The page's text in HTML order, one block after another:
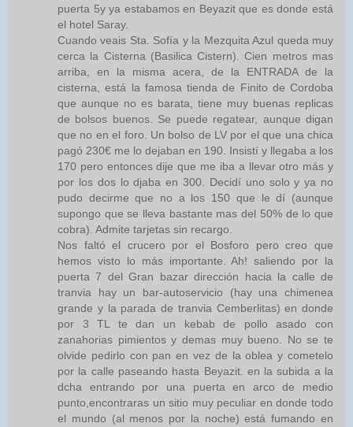
puerta 5y ya estabamos en Beyazit que es donde está
el hotel Saray.
Cuando veais Sta. Sofía y la Mezquita Azul queda muy
cerca la Cisterna (Basilica Cistern). Cien metros mas
arriba, en la misma acera, de la ENTRADA de la
cisterna, está la famosa tienda de Finito de Cordoba
que aunque no es barata, tiene muy buenas replicas
de bolsos buenos. Se puede regatear, aunque digan
que no en el foro. Un bolso de LV por el que una chica
pagó 230€ me lo dejaban en 190. Insistí y llegaba a los
170 pero entonces dije que me iba a llevar otro más y
por los dos lo djaba en 300. Decidí uno solo y ya no
pudo decirme que no a los 150 que le dí (aunque
supongo que se lleva bastante mas del 50% de lo que
cobra). Admite tarjetas sin recargo.
Nos faltó el crucero por el Bosforo pero creo que
hemos visto lo más importante. Ah! saliendo por la
puerta 7 del Gran bazar dirección hacia la calle de
tranvia hay un bar-autoservicio (hay una chimenea
grande y la parada de tranvia Cemberlitas) en donde
por 3 TL te dan un kebab de pollo asado con
zanahorias pimientos y demas muy bueno. No se te
olvide pedirlo con pan en vez de la oblea y cometelo
por la calle paseando hasta Beyazit. en la subida a la
dcha entrando por una puerta en arco de medio
punto,encontraras un sitio muy peculiar en donde todo
el mundo (al menos por la noche) está fumando en